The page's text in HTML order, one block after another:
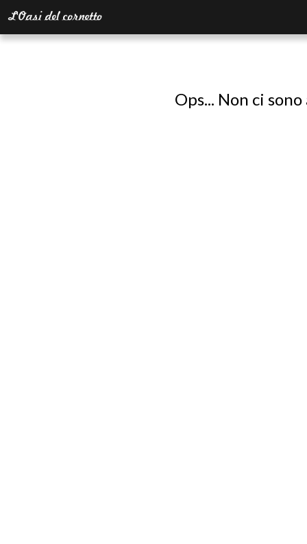
Ops... Non ci